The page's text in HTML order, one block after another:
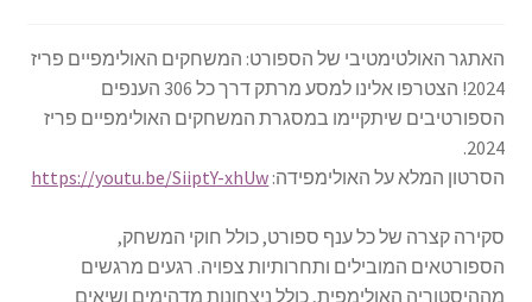
האתגר האולטימטיבי של הספורט: המשחקים האולימפיים פריז
2024! הצטרפו אלינו למסע מרתק דרך כל 306 הענפים
הספורטיבים שיתקיימו במסגרת המשחקים האולימפיים פריז
2024.
הסרטון המלא על האולימפידה: https://youtu.be/SiiptY-xhUw
סקירה קצרה של כל ענף ספורט, כולל חוקי המשחק,
הספורטאים המובילים ותחרותיות צפויה. רגעים מרגשים
מההיסטוריה האולימפית, כולל ניצחונות מדהימים ושיאים